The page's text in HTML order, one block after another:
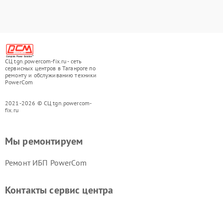
СЦ tgn.powercom-fix.ru - сеть
сервисных центров в Таганроге по
ремонту и обслуживанию техники
PowerCom
2021-2026 © СЦ tgn.powercom-
fix.ru
Мы ремонтируем
Ремонт ИБП PowerCom
Контакты сервис центра